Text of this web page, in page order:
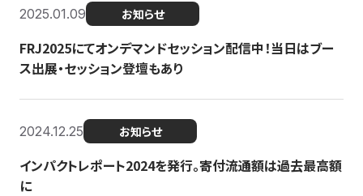
2025.01.09 お知らせ
FRJ2025にてオンデマンドセッション配信中！当日はブー
ス出展・セッション登壇もあり
2024.12.25 お知らせ
インパクトレポート2024を発行。寄付流通額は過去最高額
に